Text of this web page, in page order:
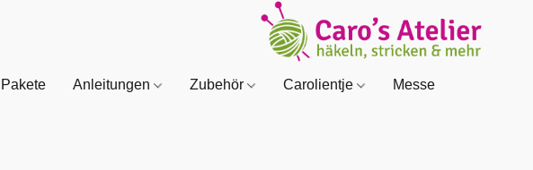
Pakete Anleitungen Zubehör Carolientje Messe